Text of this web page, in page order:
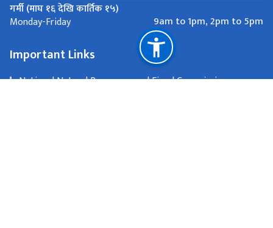
गर्मी (माघ १६ देखि कार्तिक १५)
Monday-Friday 9am to 1pm, 2pm to 5pm
Important Links
National Natural Resources and Fiscal Commission